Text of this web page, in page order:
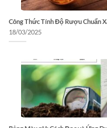
Công Thức Tính Độ Rượu Chuẩn
18/03/2025